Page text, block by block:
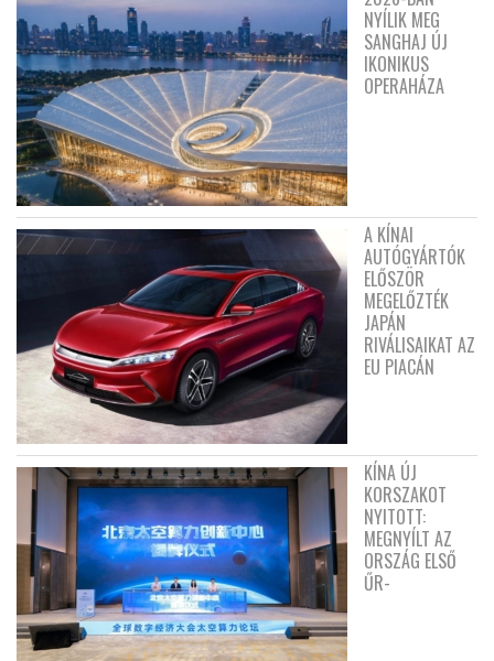
NYÍLIK MEG
SANGHAJ ÚJ
IKONIKUS
OPERAHÁZA
A KÍNAI
AUTÓGYÁRTÓK
ELŐSZÖR
MEGELŐZTÉK
JAPÁN
RIVÁLISAIKAT AZ
EU PIACÁN
KÍNA ÚJ
KORSZAKOT
NYITOTT:
MEGNYÍLT AZ
ORSZÁG ELSŐ
ŰR-